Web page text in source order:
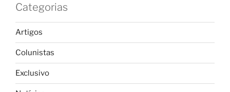
Categorias
Artigos
Colunistas
Exclusivo